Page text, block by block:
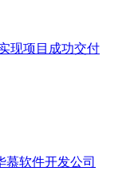
现项目成功交付
慕软件开发公司